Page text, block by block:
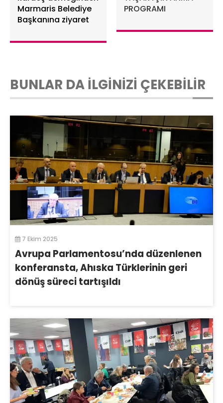
Marmaris Belediye
Başkanına ziyaret
PROGRAMI
BUNLAR DA İLGİNİZİ ÇEKEBİLİR
7 Ekim 2025
Avrupa Parlamentosu’nda düzenlenen
konferansta, Ahıska Türklerinin geri
dönüş süreci tartışıldı